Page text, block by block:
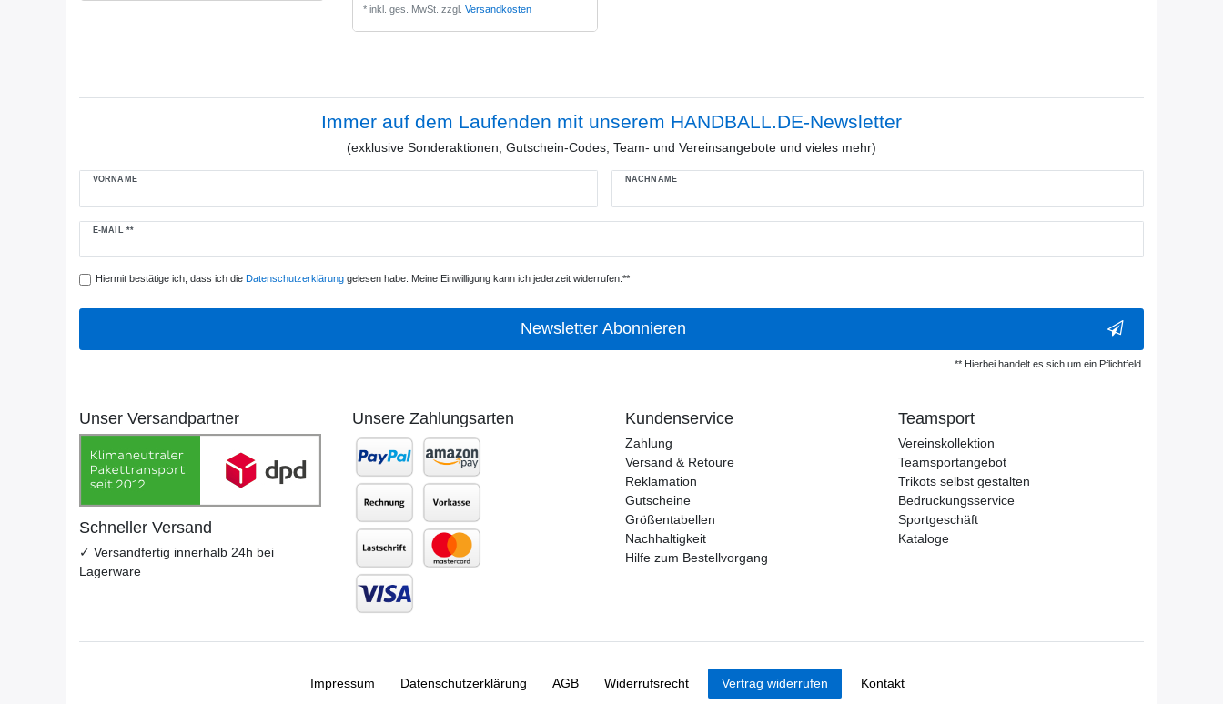
*inkl. ges. MwSt. zzgl.Versandkosten
Immer auf dem Laufenden mit unserem HANDBALL.DE-Newsletter
(exklusive Sonderaktionen, Gutschein-Codes, Team- und Vereinsangebote und vieles mehr)
VORNAME NACHNAME
E-MAIL **
Newsletter
Hiermit bestätige ich, dass ich die Daten­schutz­erklärunggelesen habe. Meine Einwilligung kann ich jederzeit widerrufen.**
Newsletter Abonnieren
** Hierbei handelt es sich um ein Pflichtfeld.
Unser Versandpartner
Schneller Versand
✓ Versandfertig innerhalb 24h bei
Lagerware
Unsere Zahlungsarten Kundenservice
Zahlung
Versand & Retoure
Reklamation
Gutscheine
Größentabellen
Nachhaltigkeit
Hilfe zum Bestellvorgang
Teamsport
Vereinskollektion
Teamsportangebot
Trikots selbst gestalten
Bedruckungsservice
Sportgeschäft
Kataloge
Impressum Daten­schutz­erklärung AGB Widerrufs­recht Vertrag widerrufen Kontakt